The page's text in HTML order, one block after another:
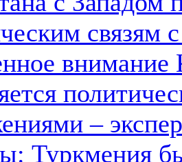
связям
внимание
–
Туркмения